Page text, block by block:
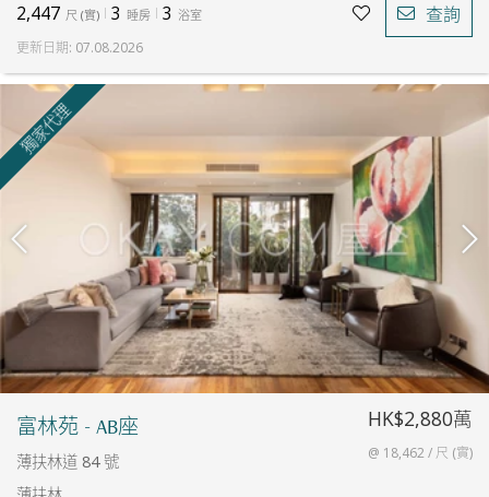
2,447 尺 (實) 3 睡房 3 浴室 查詢
更新日期: 07.08.2026
富林苑 - AB座
薄扶林道 84 號
HK$2,880萬
@ 18,462 / 尺 (實)
獨家代理